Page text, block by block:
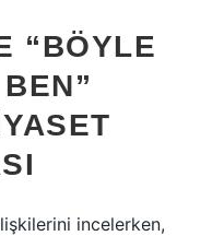
“BÖYLE
incelerken,